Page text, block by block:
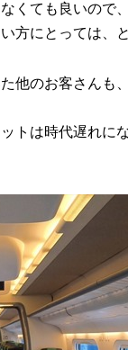
くても良いので
方にとっては、
他のお客さんも
トは時代遅れに